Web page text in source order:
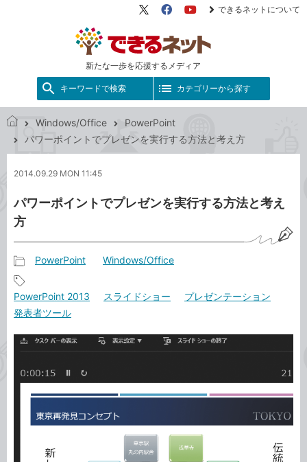
新たな一歩を応援するメディア
X（旧
FacebookYouTube
できるネットについて
キーワードで検索 カテゴリーから探す
ネ
ト
Windows/Office
PowerPoint
パワーポイントでプレゼンを実行する方法と考え方
2014.09.29 MON 11:45
パワーポイントでプレゼンを実行する方法と考え
方
カ
テ
ゴ
リ
PowerPoint Windows/Office
記
事
グ
PowerPoint 2013 スライドショー
プレゼンテーション
発表者ツール